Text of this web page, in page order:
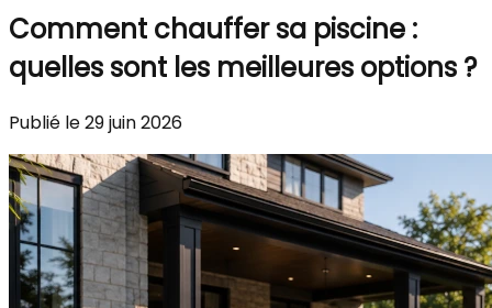
Comment chauffer sa piscine :
quelles sont les meilleures options ?
Publié le 29 juin 2026